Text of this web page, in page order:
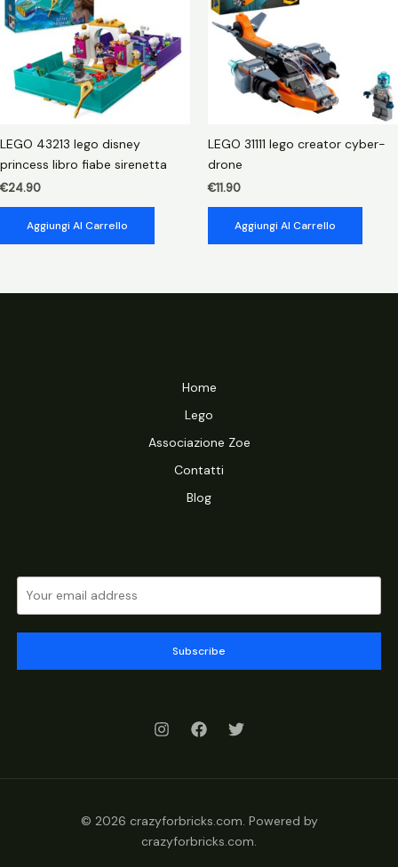
LEGO 43213 lego disney
princess libro fiabe sirenetta
€24.90
Aggiungi Al Carrello
LEGO 31111 lego creator cyber-
drone
€11.90
Aggiungi Al Carrello
Home
Lego
Associazione Zoe
Contatti
Blog
Subscribe
© 2026 crazyforbricks.com. Powered by
crazyforbricks.com.